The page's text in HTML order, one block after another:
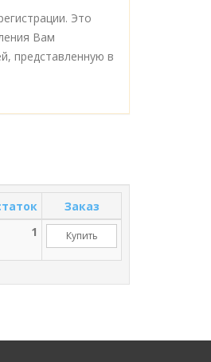
Это
Вам
представленную в
Заказ
1 Купить